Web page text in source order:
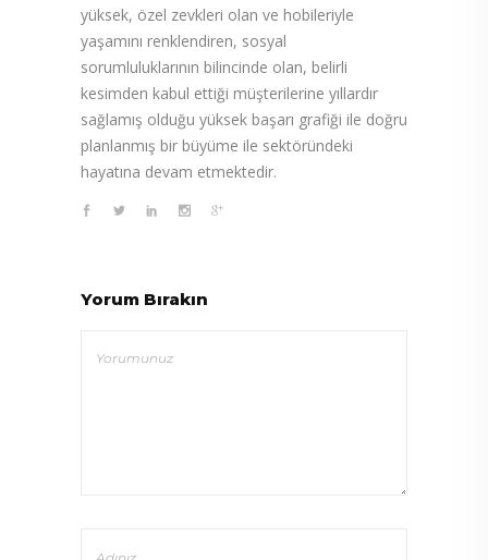
yüksek, özel zevkleri olan ve hobileriyle
yaşamını renklendiren, sosyal
sorumluluklarının bilincinde olan, belirli
kesimden kabul ettiği müşterilerine yıllardır
sağlamış olduğu yüksek başarı grafiği ile doğru
planlanmış bir büyüme ile sektöründeki
hayatına devam etmektedir.
Yorum Bırakın